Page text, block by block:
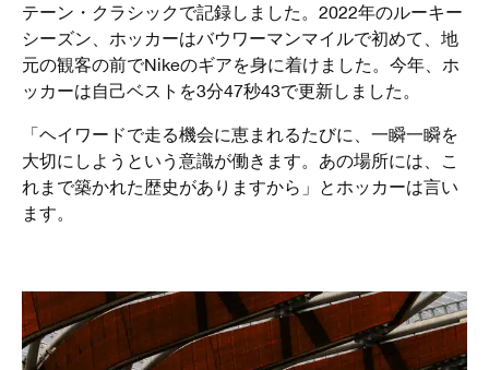
テーン・クラシックで記録しました。2022年のルーキー
シーズン、ホッカーはバウワーマンマイルで初めて、地
元の観客の前でNikeのギアを身に着けました。今年、ホ
ッカーは自己ベストを3分47秒43で更新しました。
「ヘイワードで走る機会に恵まれるたびに、一瞬一瞬を
大切にしようという意識が働きます。あの場所には、こ
れまで築かれた歴史がありますから」とホッカーは言い
ます。